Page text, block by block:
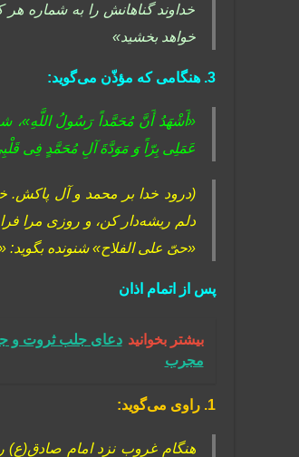
خداوند گناهانش را به شماره
خواهد بخشید»
3. هنگامی که مؤذّن می‌گوید:
«أَشْهَدُ أَنَّ مُحَمَّداً رَسُولُ اللَّهِ»،
عَمَلِی بِرّاً وَ مَوَدَّةَ آلِ مُحَمَّدٍ فِی
(درود خدا بر محمد و آل پاکش.
دلم ریشه‌دار کن، و روزى مرا
«حىّ على الفلاح» شنونده بگوید:
پس از اتمام اذان
بیشتر بخوانید
مجرب
1. راوی می‌گوید:
هنگام غروب نزد امام صادق(ع)